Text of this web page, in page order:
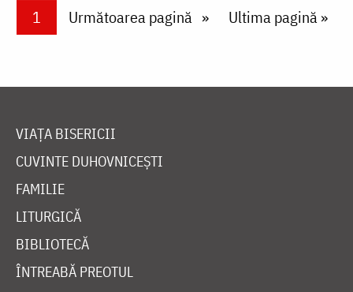
PaginareCurrent page
1 Next page
Următoarea pagină Last page
Ultima pagină »
VIAȚA BISERICII
CUVINTE DUHOVNICEȘTI
FAMILIE
LITURGICĂ
BIBLIOTECĂ
ÎNTREABĂ PREOTUL